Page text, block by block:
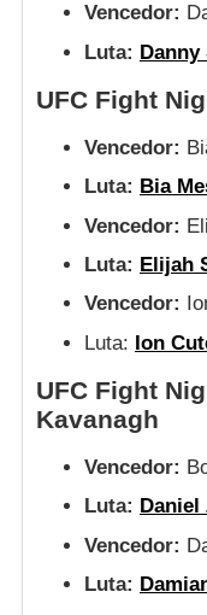
Vencedor:
Luta:
UFC Fight
Vencedor:
Luta: Bia
Vencedor:
Luta: Elijah
Vencedor:
Luta: Ion
UFC Fight
Kavanagh
Vencedor:
Luta:
Vencedor:
Luta: